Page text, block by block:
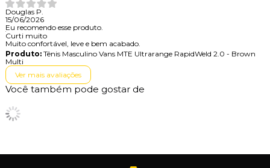
Douglas P.
15/06/2026
Eu recomendo esse produto.
Curti muito
Muito confortável, leve e bem acabado.
Produto:Tênis Masculino Vans MTE Ultrarange RapidWeld 2.0 - Brown
Multi
Ver mais avaliações
Você também pode gostar de